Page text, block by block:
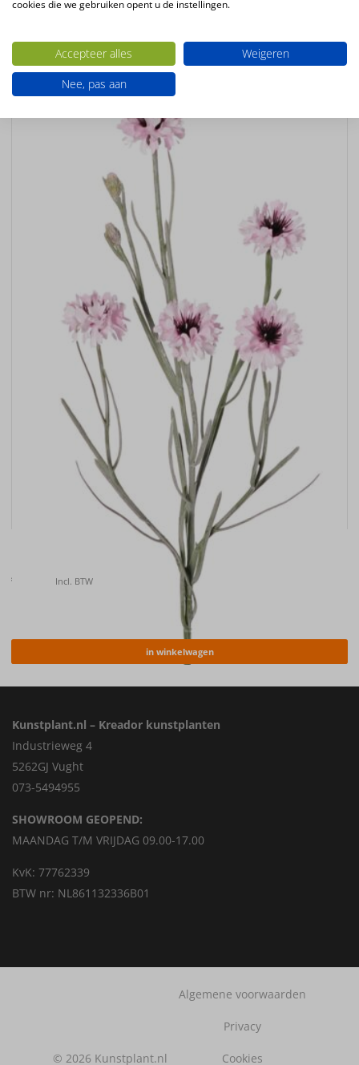
wit – creme
Ook interessant
Kunstbloem Korenbloem (Centaurea cyanus) , 66cm
€ Incl. BTW
in winkelwagen
Kunstplant.nl – Kreador kunstplanten
Industrieweg 4
5262GJ Vught
073-5494955
SHOWROOM GEOPEND:
MAANDAG T/M VRIJDAG 09.00-17.00
KvK: 77762339
BTW nr: NL861132336B01
© 2026 Kunstplant.nl
Algemene voorwaarden
Privacy
Cookies
cookies die we gebruiken opent u de instellingen.
Accepteer alles
Weigeren
Nee, pas aan